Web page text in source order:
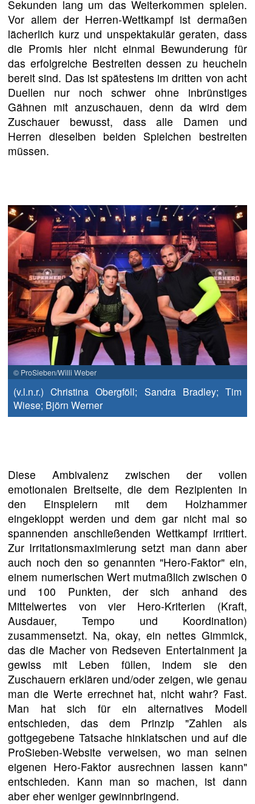
Sekunden lang um das Weiterkommen spielen.
Vor allem der Herren-Wettkampf ist dermaßen
lächerlich kurz und unspektakulär geraten, dass
die Promis hier nicht einmal Bewunderung für
das erfolgreiche Bestreiten dessen zu heucheln
bereit sind. Das ist spätestens im dritten von acht
Duellen nur noch schwer ohne inbrünstiges
Gähnen mit anzuschauen, denn da wird dem
Zuschauer bewusst, dass alle Damen und
Herren dieselben beiden Spielchen bestreiten
müssen.
© ProSieben/Willi Weber
(v.l.n.r.) Christina Obergföll; Sandra Bradley; Tim
Wiese; Björn Werner
Diese Ambivalenz zwischen der vollen
emotionalen Breitseite, die dem Rezipienten in
den Einspielern mit dem Holzhammer
eingekloppt werden und dem gar nicht mal so
spannenden anschließenden Wettkampf irritiert.
Zur Irritationsmaximierung setzt man dann aber
auch noch den so genannten "Hero-Faktor" ein,
einem numerischen Wert mutmaßlich zwischen 0
und 100 Punkten, der sich anhand des
Mittelwertes von vier Hero-Kriterien (Kraft,
Ausdauer, Tempo und Koordination)
zusammensetzt. Na, okay, ein nettes Gimmick,
das die Macher von Redseven Entertainment ja
gewiss mit Leben füllen, indem sie den
Zuschauern erklären und/oder zeigen, wie genau
man die Werte errechnet hat, nicht wahr? Fast.
Man hat sich für ein alternatives Modell
entschieden, das dem Prinzip "Zahlen als
gottgegebene Tatsache hinklatschen und auf die
ProSieben-Website verweisen, wo man seinen
eigenen Hero-Faktor ausrechnen lassen kann"
entschieden. Kann man so machen, ist dann
aber eher weniger gewinnbringend.